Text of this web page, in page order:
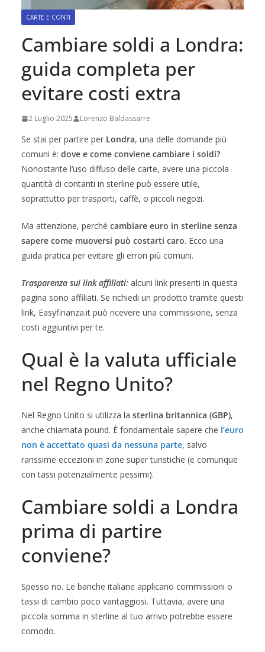
CARTE E CONTI
Cambiare soldi a Londra:
guida completa per
evitare costi extra
2 Luglio 2025 Lorenzo Baldassarre
Se stai per partire per Londra, una delle domande più
comuni è: dove e come conviene cambiare i soldi?
Nonostante l’uso diffuso delle carte, avere una piccola
quantità di contanti in sterline può essere utile,
soprattutto per trasporti, caffè, o piccoli negozi.
Ma attenzione, perché cambiare euro in sterline senza
sapere come muoversi può costarti caro. Ecco una
guida pratica per evitare gli errori più comuni.
Trasparenza sui link affiliati: alcuni link presenti in questa
pagina sono affiliati. Se richiedi un prodotto tramite questi
link, Easyfinanza.it può ricevere una commissione, senza
costi aggiuntivi per te.
Qual è la valuta ufficiale
nel Regno Unito?
Nel Regno Unito si utilizza la sterlina britannica (GBP),
anche chiamata pound. È fondamentale sapere che l’euro
non è accettato quasi da nessuna parte, salvo
rarissime eccezioni in zone super turistiche (e comunque
con tassi potenzialmente pessimi).
Cambiare soldi a Londra
prima di partire
conviene?
Spesso no. Le banche italiane applicano commissioni o
tassi di cambio poco vantaggiosi. Tuttavia, avere una
piccola somma in sterline al tuo arrivo potrebbe essere
comodo.